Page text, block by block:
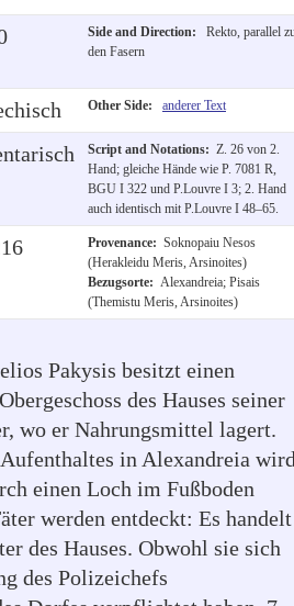
Side and Direction:
Rekto, parallel
den Fasern
Other Side: anderer Text
Script and Notations: Z. 26 von 2.
Hand; gleiche Hände wie P. 7081 R,
BGU I 322 und P.Louvre I 3; 2. Hand
auch identisch mit P.Louvre I 48–65.
Provenance: Soknopaiu Nesos
(Herakleidu Meris, Arsinoites)
Bezugsorte: Alexandreia; Pisais
(Themistu Meris, Arsinoites)
Pakysis besitzt einen
des Hauses seiner
wo er Nahrungsmittel lagert.
in Alexandreia
einen Loch im Fußboden
werden entdeckt: Es handelt
des Hauses. Obwohl sie sich
des Polizeichefs